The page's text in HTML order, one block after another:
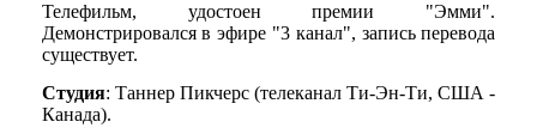
Телефильм, удостоен премии "Эмми".
Демонстрировался в эфире "3 канал", запись перевода
существует.
Студия: Таннер Пикчерс (телеканал Ти-Эн-Ти, США -
Канада).